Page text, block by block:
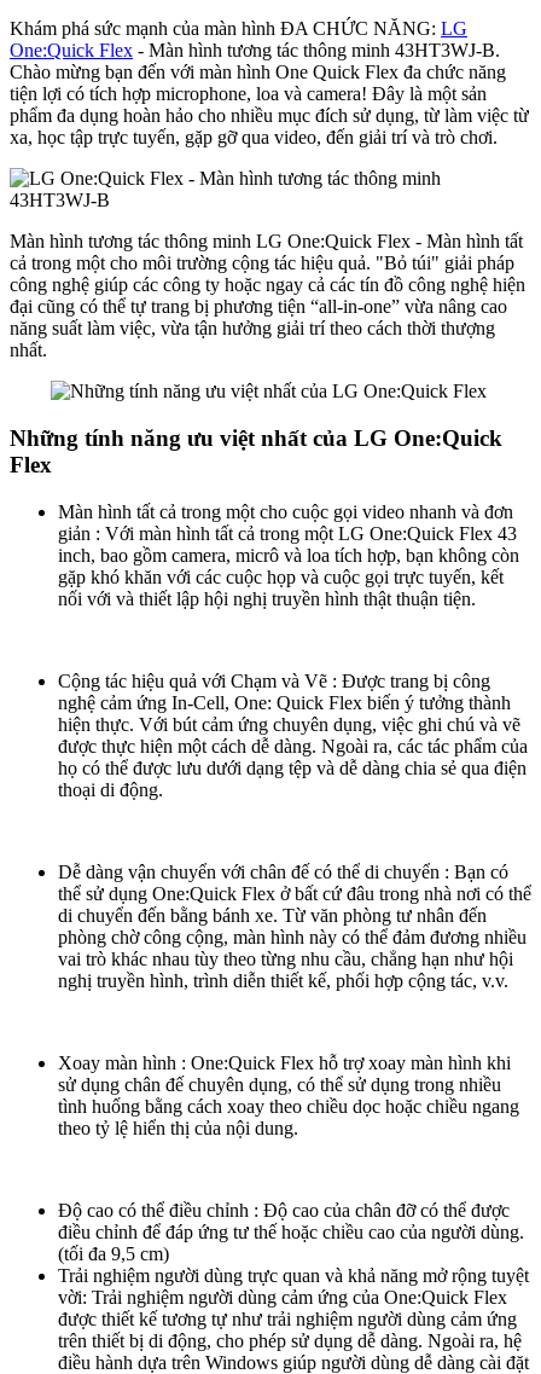
Khám phá sức mạnh của màn hình ĐA CHỨC NĂNG: LG
One:Quick Flex - Màn hình tương tác thông minh 43HT3WJ-B.
Chào mừng bạn đến với màn hình One Quick Flex đa chức năng
tiện lợi có tích hợp microphone, loa và camera! Đây là một sản
phẩm đa dụng hoàn hảo cho nhiều mục đích sử dụng, từ làm việc từ
xa, học tập trực tuyến, gặp gỡ qua video, đến giải trí và trò chơi.
Màn hình tương tác thông minh LG One:Quick Flex - Màn hình tất
cả trong một cho môi trường cộng tác hiệu quả. "Bỏ túi" giải pháp
công nghệ giúp các công ty hoặc ngay cả các tín đồ công nghệ hiện
đại cũng có thể tự trang bị phương tiện “all-in-one” vừa nâng cao
năng suất làm việc, vừa tận hưởng giải trí theo cách thời thượng
nhất.
Những tính năng ưu việt nhất của LG One:Quick
Flex
Màn hình tất cả trong một cho cuộc gọi video nhanh và đơn
giản : Với màn hình tất cả trong một LG One:Quick Flex 43
inch, bao gồm camera, micrô và loa tích hợp, bạn không còn
gặp khó khăn với các cuộc họp và cuộc gọi trực tuyến, kết
nối với và thiết lập hội nghị truyền hình thật thuận tiện.
Cộng tác hiệu quả với Chạm và Vẽ : Được trang bị công
nghệ cảm ứng In-Cell, One: Quick Flex biến ý tưởng thành
hiện thực. Với bút cảm ứng chuyên dụng, việc ghi chú và vẽ
được thực hiện một cách dễ dàng. Ngoài ra, các tác phẩm của
họ có thể được lưu dưới dạng tệp và dễ dàng chia sẻ qua điện
thoại di động.
Dễ dàng vận chuyển với chân đế có thể di chuyển : Bạn có
thể sử dụng One:Quick Flex ở bất cứ đâu trong nhà nơi có thể
di chuyển đến bằng bánh xe. Từ văn phòng tư nhân đến
phòng chờ công cộng, màn hình này có thể đảm đương nhiều
vai trò khác nhau tùy theo từng nhu cầu, chẳng hạn như hội
nghị truyền hình, trình diễn thiết kế, phối hợp cộng tác, v.v.
Xoay màn hình : One:Quick Flex hỗ trợ xoay màn hình khi
sử dụng chân đế chuyên dụng, có thể sử dụng trong nhiều
tình huống bằng cách xoay theo chiều dọc hoặc chiều ngang
theo tỷ lệ hiển thị của nội dung.
Độ cao có thể điều chỉnh : Độ cao của chân đỡ có thể được
điều chỉnh để đáp ứng tư thế hoặc chiều cao của người dùng.
(tối đa 9,5 cm)
Trải nghiệm người dùng trực quan và khả năng mở rộng tuyệt
vời: Trải nghiệm người dùng cảm ứng của One:Quick Flex
được thiết kế tương tự như trải nghiệm người dùng cảm ứng
trên thiết bị di động, cho phép sử dụng dễ dàng. Ngoài ra, hệ
điều hành dựa trên Windows giúp người dùng dễ dàng cài đặt